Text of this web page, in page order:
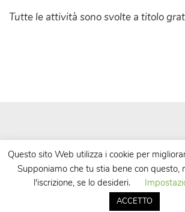
Tutte le attività sono svolte a titolo
| Powered byWordPress| Theme by
Questo sito Web utilizza i cookie per
Supponiamo che tu stia bene con questo,
l'iscrizione, se lo desideri.
ACCETTO